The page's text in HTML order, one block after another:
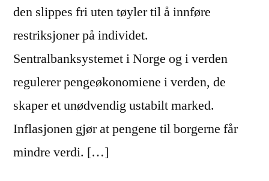
den slippes fri uten tøyler til å innføre
restriksjoner på individet.
Sentralbanksystemet i Norge og i verden
regulerer pengeøkonomiene i verden, de
skaper et unødvendig ustabilt marked.
Inflasjonen gjør at pengene til borgerne får
mindre verdi. […]